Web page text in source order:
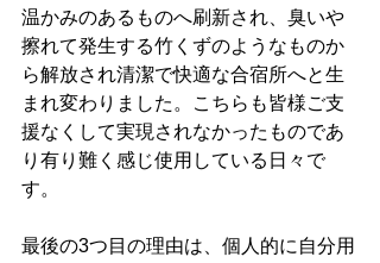
温かみのあるものへ刷新され、臭いや
擦れて発生する竹くずのようなものか
ら解放され清潔で快適な合宿所へと生
まれ変わりました。こちらも皆様ご支
援なくして実現されなかったものであ
り有り難く感じ使用している日々で
す。
最後の3つ目の理由は、個人的に自分用